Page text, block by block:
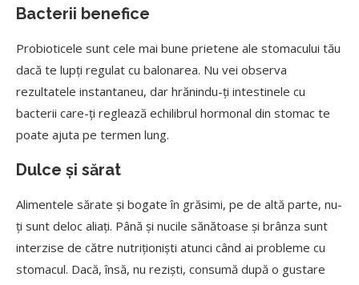
Bacterii benefice
Probioticele sunt cele mai bune prietene ale stomacului tău
dacă te lupți regulat cu balonarea. Nu vei observa
rezultatele instantaneu, dar hrănindu-ți intestinele cu
bacterii care-ți reglează echilibrul hormonal din stomac te
poate ajuta pe termen lung.
Dulce și sărat
Alimentele sărate și bogate în grăsimi, pe de altă parte, nu-
ți sunt deloc aliați. Până și nucile sănătoase și brânza sunt
interzise de către nutriționiști atunci când ai probleme cu
stomacul. Dacă, însă, nu reziști, consumă după o gustare